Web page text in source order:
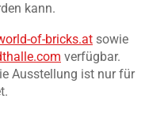
kann.
of-bricks.at sowie
verfügbar.
Ausstellung ist nur für